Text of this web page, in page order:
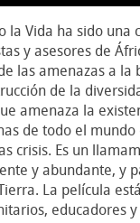
la Vida ha sido una
y asesores de
las amenazas a la
de la
amenaza la
de todo el
crisis. Es un
y abundante, y
La película
educadores